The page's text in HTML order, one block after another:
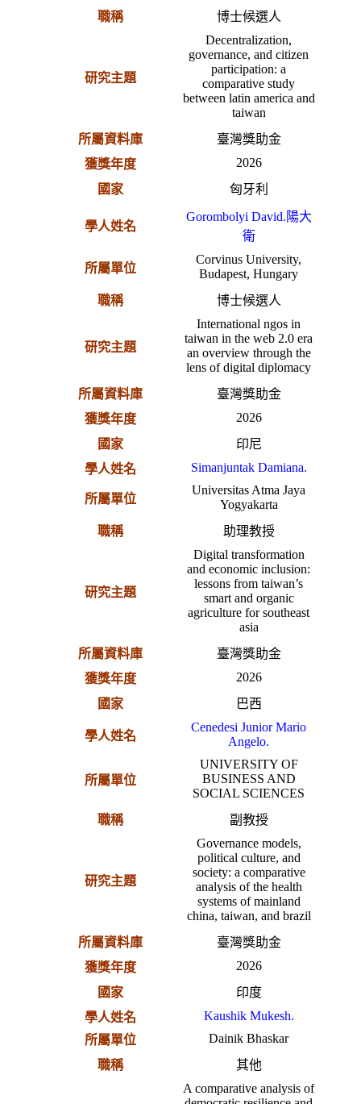
職稱
博士候選人
研究主題
Decentralization,
governance, and citizen
participation: a
comparative study
between latin america and
taiwan
所屬資料庫
臺灣獎助金
獲獎年度
2026
國家
匈牙利
學人姓名
Gorombolyi David.陽大
衛
所屬單位
Corvinus University,
Budapest, Hungary
職稱
博士候選人
研究主題
International ngos in
taiwan in the web 2.0 era
an overview through the
lens of digital diplomacy
所屬資料庫
臺灣獎助金
獲獎年度
2026
國家
印尼
學人姓名
Simanjuntak Damiana.
所屬單位
Universitas Atma Jaya
Yogyakarta
職稱
助理教授
研究主題
Digital transformation
and economic inclusion:
lessons from taiwan’s
smart and organic
agriculture for southeast
asia
所屬資料庫
臺灣獎助金
獲獎年度
2026
國家
巴西
學人姓名
Cenedesi Junior Mario
Angelo.
所屬單位
UNIVERSITY OF
BUSINESS AND
SOCIAL SCIENCES
職稱
副教授
研究主題
Governance models,
political culture, and
society: a comparative
analysis of the health
systems of mainland
china, taiwan, and brazil
所屬資料庫
臺灣獎助金
獲獎年度
2026
國家
印度
學人姓名
Kaushik Mukesh.
所屬單位
Dainik Bhaskar
職稱
其他
A comparative analysis of